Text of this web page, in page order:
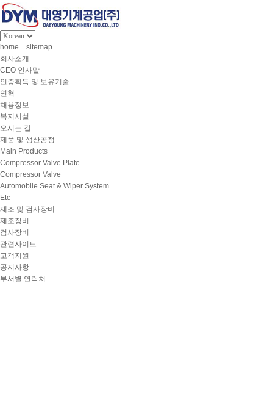
home
sitemap
회사소개
CEO 인사말
인증획득 및 보유기술
연혁
채용정보
복지시설
오시는 길
제품 및 생산공정
Main Products
Compressor Valve Plate
Compressor Valve
Automobile Seat & Wiper System
Etc
제조 및 검사장비
제조장비
검사장비
관련사이트
고객지원
공지사항
부서별 연락처